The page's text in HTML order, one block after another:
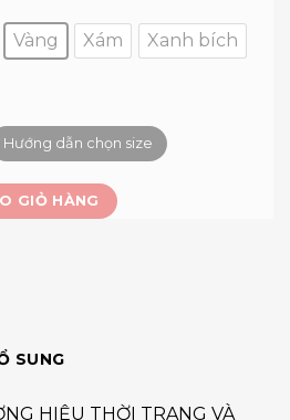
Vàng Xám
Xanh bích
Hướng dẫn chọn size
số lượng
GIỎ HÀNG
SUNG
HIỆU THỜI TRANG VÀ